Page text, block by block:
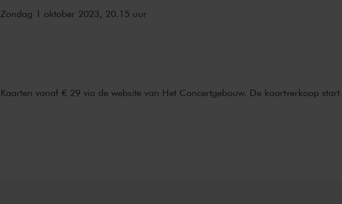
Zondag 1 oktober 2023, 20.15 uur
Kaarten vanaf € 29 via de websitevan Het Concertgebouw. De kaartverkoop start